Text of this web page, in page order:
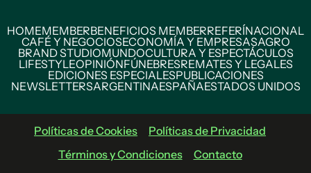
HOMEMEMBERBENEFICIOS MEMBERREFERÍNACIONAL
CAFÉ Y NEGOCIOSECONOMÍA Y EMPRESASAGRO
BRAND STUDIOMUNDOCULTURA Y ESPECTÁCULOS
LIFESTYLEOPINIÓNFÚNEBRESREMATES Y LEGALES
EDICIONES ESPECIALESPUBLICACIONES
NEWSLETTERSARGENTINAESPAÑAESTADOS UNIDOS
Políticas de Cookies
Políticas de Privacidad
Términos y Condiciones
Contacto